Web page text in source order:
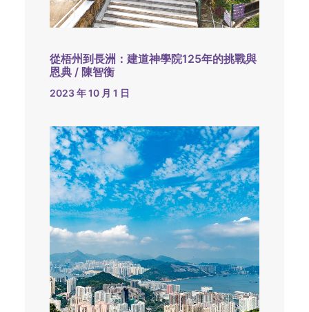
從梧州到長洲：建道神學院125年的挑戰與
恩典 / 陳智衡
2023 年 10 月 1 日